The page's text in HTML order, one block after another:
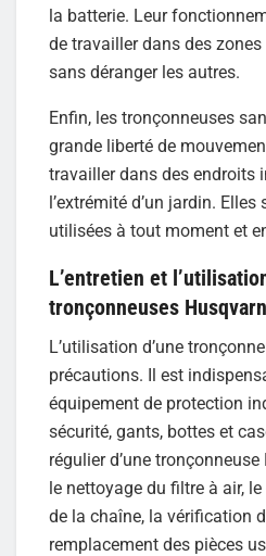
la batterie. Leur
de travailler dans des
sans déranger les autres.
Enfin, les tronçonneuses
grande liberté de
travailler dans des endroits
l’extrémité d’un jardin. Elles
utilisées à tout moment et
L’entretien et
tronçonneuses
L’utilisation d’une
précautions. Il est
équipement de protection
sécurité, gants, bottes et
régulier d’une
le nettoyage du filtre à air,
de la chaîne, la vérification
remplacement des pièces